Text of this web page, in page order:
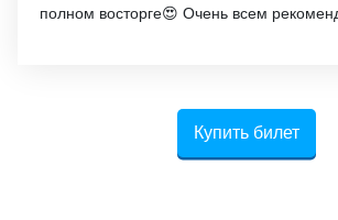
полном восторге😍 Очень всем
Купить билет